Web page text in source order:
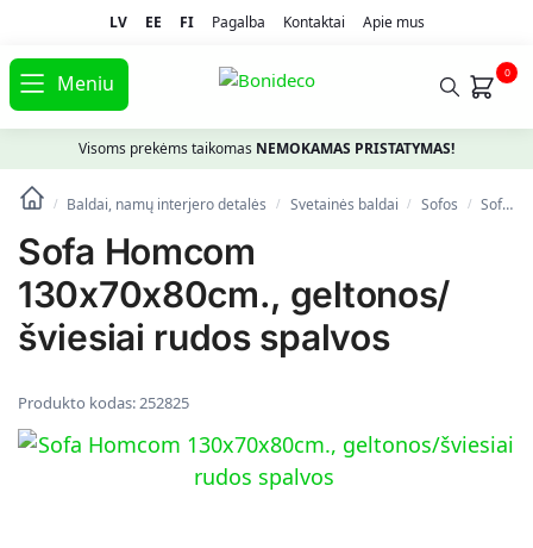
LV EE FI Pagalba Kontaktai Apie mus
Meniu 0
Visoms prekėms taikomas NEMOKAMAS PRISTATYMAS!
/ Baldai, namų interjero detalės / Svetainės baldai / Sofos / Sofa Homcom 130x70x80cm., geltonos/šviesiai rudos spalvos
Sofa Homcom
130x70x80cm., geltonos/
šviesiai rudos spalvos
Produkto kodas:252825